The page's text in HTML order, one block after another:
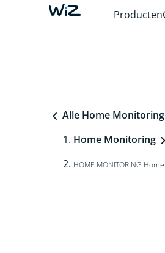
Producten
Alle Home
Home Monitoring
HOME MONITORING